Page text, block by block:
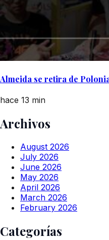
Almeida se retira de
hace 13 min
Archivos
August 2026
July 2026
June 2026
May 2026
April 2026
March 2026
February 2026
Categorías